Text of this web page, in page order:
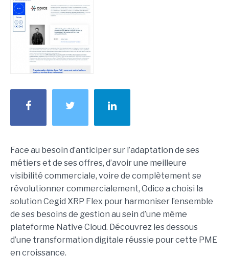
Face au besoin d’anticiper sur l’adaptation de ses
métiers et de ses offres, d’avoir une meilleure
visibilité commerciale, voire de complètement se
révolutionner commercialement, Odice a choisi la
solution Cegid XRP Flex pour harmoniser l’ensemble
de ses besoins de gestion au sein d’une même
plateforme Native Cloud. Découvrez les dessous
d’une transformation digitale réussie pour cette PME
en croissance.